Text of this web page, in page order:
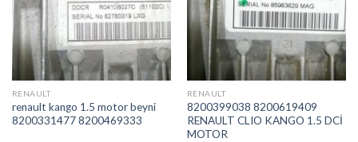
RENAULT
renault kango 1.5 motor beyni
8200331477 8200469333
RENAULT
8200399038 8200619409
RENAULT CLIO KANGO 1.5 DCİ
MOTOR